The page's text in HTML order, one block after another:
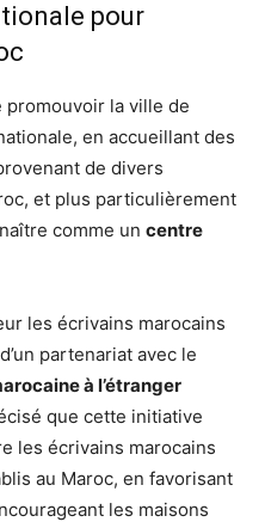
pour
promouvoir la ville de
en accueillant des
de divers
et plus particulièrement
comme un centre
les écrivains marocains
partenariat avec le
à l’étranger
que cette initiative
les écrivains marocains
au Maroc, en favorisant
les maisons